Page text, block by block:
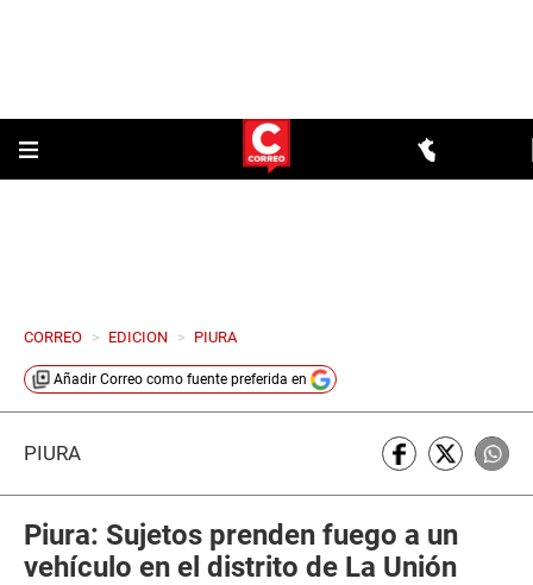
CORREO > EDICION > PIURA
Añadir Correo como fuente preferida en
PIURA
Piura: Sujetos prenden fuego a un
vehículo en el distrito de La Unión